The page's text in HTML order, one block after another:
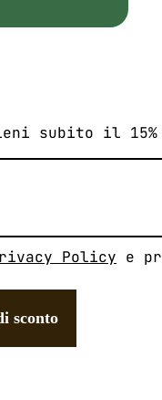
subito il 15%
Policy e